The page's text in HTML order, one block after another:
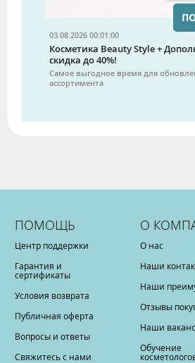
03.08.2026 00:01:00
Косметика Beauty Style +
скидка до 40%!
Самое выгодное время для
ассортимента
ПОМОЩЬ
Центр поддержки
Гарантия и
сертификаты
Условия возврата
Публичная оферта
Вопросы и ответы
Свяжитесь с нами
О
О нас
Наши
Наши
Отзывы
Наши
Обучение